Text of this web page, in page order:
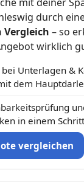
durch
– so
wirklich
Unterlagen &
dem
in einem
vergleichen